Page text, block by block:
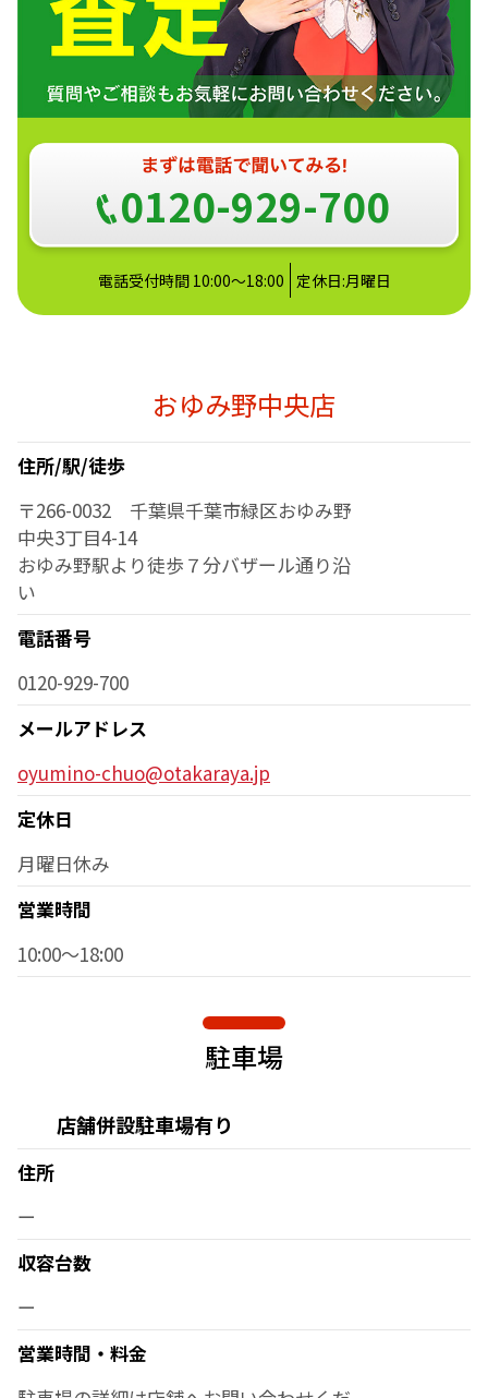
0120-929-700
電話受付時間 10:00〜18:00 定休日:月曜日
おゆみ野中央店
住所/駅/徒歩
〒266-0032 千葉県千葉市緑区おゆみ野
中央3丁目4-14
おゆみ野駅より徒歩７分バザール通り沿
い
電話番号
0120-929-700
メールアドレス
oyumino-chuo@otakaraya.jp
定休日
月曜日休み
営業時間
10:00〜18:00
駐車場
店舗併設駐車場有り
住所
ー
収容台数
ー
営業時間・料金